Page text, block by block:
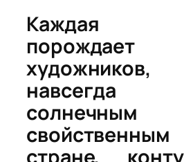
Каждая
порождает
художников,
навсегда
солнечным